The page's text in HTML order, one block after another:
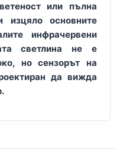
или пълна
изцяло основните
инфрачервени
светлина не е
но сензорът на
да вижда